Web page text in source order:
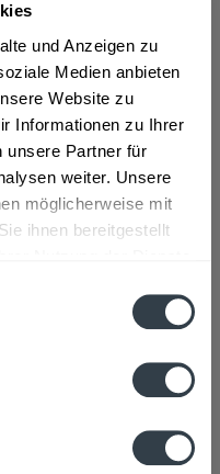
und Anzeigen zu
Medien anbieten
Website zu
Informationen zu Ihrer
unsere Partner für
weiter. Unsere
möglicherweise mit
ihnen bereitgestellt
mit Tradition.
mehr
Sirup,
57223 Kreuztalmehr
davon gesättigte